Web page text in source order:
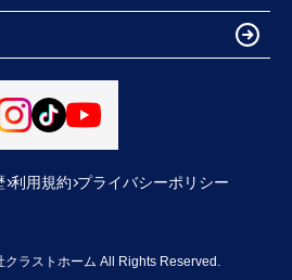
利用規約 プライバシーポリシー
クラストホーム All Rights Reserved.